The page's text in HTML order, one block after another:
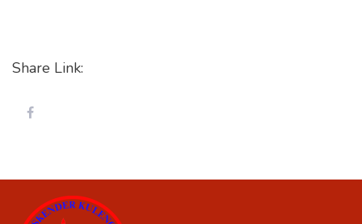
Share Link: